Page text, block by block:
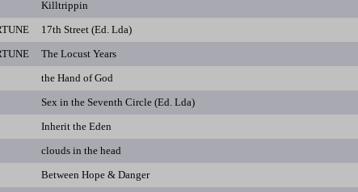
Killtrippin
17th Street (Ed. Lda)
The Locust Years
the Hand of God
Sex in the Seventh Circle (Ed. Lda)
Inherit the Eden
clouds in the head
Between Hope & Danger